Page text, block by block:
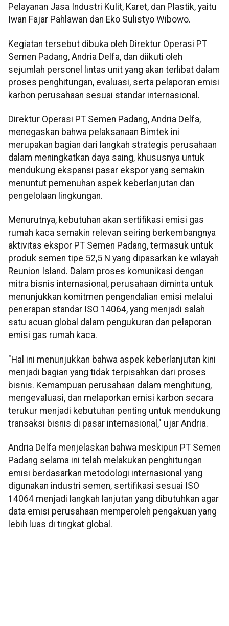
Pelayanan Jasa Industri Kulit, Karet, dan Plastik, yaitu
Iwan Fajar Pahlawan dan Eko Sulistyo Wibowo.
Kegiatan tersebut dibuka oleh Direktur Operasi PT
Semen Padang, Andria Delfa, dan diikuti oleh
sejumlah personel lintas unit yang akan terlibat dalam
proses penghitungan, evaluasi, serta pelaporan emisi
karbon perusahaan sesuai standar internasional.
Direktur Operasi PT Semen Padang, Andria Delfa,
menegaskan bahwa pelaksanaan Bimtek ini
merupakan bagian dari langkah strategis perusahaan
dalam meningkatkan daya saing, khususnya untuk
mendukung ekspansi pasar ekspor yang semakin
menuntut pemenuhan aspek keberlanjutan dan
pengelolaan lingkungan.
Menurutnya, kebutuhan akan sertifikasi emisi gas
rumah kaca semakin relevan seiring berkembangnya
aktivitas ekspor PT Semen Padang, termasuk untuk
produk semen tipe 52,5 N yang dipasarkan ke wilayah
Reunion Island. Dalam proses komunikasi dengan
mitra bisnis internasional, perusahaan diminta untuk
menunjukkan komitmen pengendalian emisi melalui
penerapan standar ISO 14064, yang menjadi salah
satu acuan global dalam pengukuran dan pelaporan
emisi gas rumah kaca.
"Hal ini menunjukkan bahwa aspek keberlanjutan kini
menjadi bagian yang tidak terpisahkan dari proses
bisnis. Kemampuan perusahaan dalam menghitung,
mengevaluasi, dan melaporkan emisi karbon secara
terukur menjadi kebutuhan penting untuk mendukung
transaksi bisnis di pasar internasional," ujar Andria.
Andria Delfa menjelaskan bahwa meskipun PT Semen
Padang selama ini telah melakukan penghitungan
emisi berdasarkan metodologi internasional yang
digunakan industri semen, sertifikasi sesuai ISO
14064 menjadi langkah lanjutan yang dibutuhkan agar
data emisi perusahaan memperoleh pengakuan yang
lebih luas di tingkat global.